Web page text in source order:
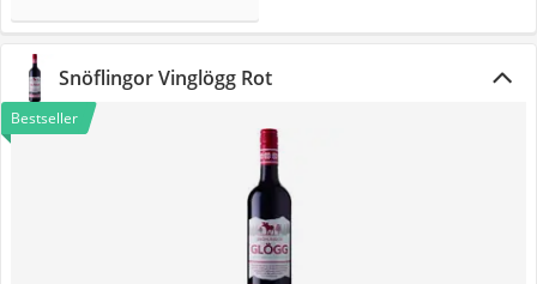
Snöflingor Vinglögg Rot
Bestseller